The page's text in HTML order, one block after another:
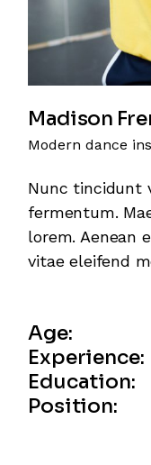
Madison
Modern dance
Nunc tincidunt
fermentum.
lorem. Aenean
vitae eleifend
Age:
Experience:
Education:
Position: